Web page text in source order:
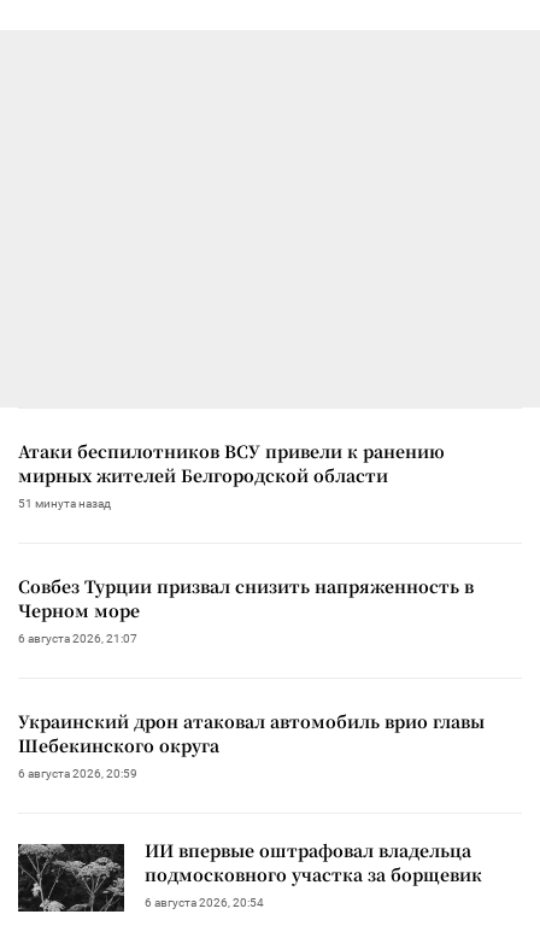
Атаки беспилотников ВСУ привели к ранению
мирных жителей Белгородской области
51 минута назад
Совбез Турции призвал снизить напряженность в
Черном море
6 августа 2026, 21:07
Украинский дрон атаковал автомобиль врио главы
Шебекинского округа
6 августа 2026, 20:59
ИИ впервые оштрафовал владельца
подмосковного участка за борщевик
6 августа 2026, 20:54